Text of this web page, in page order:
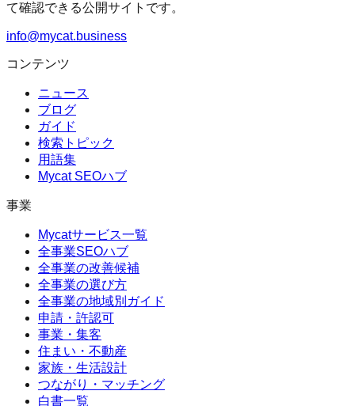
て確認できる公開サイトです。
info@mycat.business
コンテンツ
ニュース
ブログ
ガイド
検索トピック
用語集
Mycat SEOハブ
事業
Mycatサービス一覧
全事業SEOハブ
全事業の改善候補
全事業の選び方
全事業の地域別ガイド
申請・許認可
事業・集客
住まい・不動産
家族・生活設計
つながり・マッチング
白書一覧